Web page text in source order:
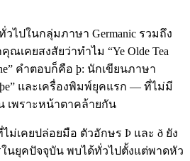
ไปในกลุ่มภาษา Germanic รวมถึง
เคยสงสัยว่าทำไม “Ye Olde Tea
คำตอบก็คือ þ: นักเขียนภาษา
และเครื่องพิมพ์ยุคแรก — ที่ไม่มี
เพราะหน้าตาคล้ายกัน
ม่เคยปล่อยมือ ตัวอักษร Þ และ ð ยัง
นยุคปัจจุบัน พบได้ทั่วไปตั้งแต่พาดหัว